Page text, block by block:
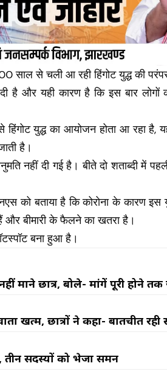
से चली आ रही हिंगोट युद्ध की
है और यही कारण है कि इस बार लोगों
हिंगोट युद्ध का आयोजन होता आ रहा है,
है।
नहीं दी गई है। बीते दो शताब्दी में
को बताया है कि कोरोना के कारण इस
बीमारी के फैलने का खतरा है।
बना हुआ है।
माने छात्र, बोले- मांगें पूरी होने
खत्म, छात्रों ने कहा- बातचीत रही
तीन सदस्यों को भेजा समन